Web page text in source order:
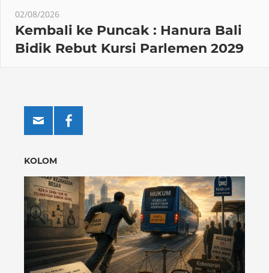
02/08/2026
Kembali ke Puncak : Hanura Bali
Bidik Rebut Kursi Parlemen 2029
KOLOM